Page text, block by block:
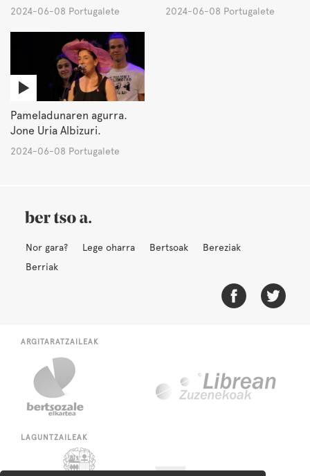
2024-06-08 Portugalete 2024-06-08 Portugalete
Pameladunaren agurra.
Jone Uria Albizuri.
2024-06-08 Portugalete
Nor gara? Lege oharra Bertsoak
Bereziak
Berriak
ARGITARATZAILEAK
LAGUNTZAILEAK